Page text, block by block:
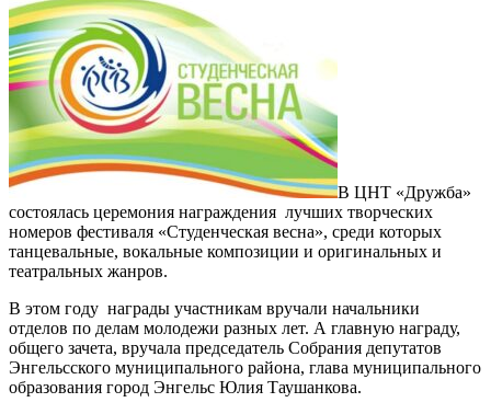
В ЦНТ «Дружба»
состоялась церемония награждения лучших творческих
номеров фестиваля «Студенческая весна», среди которых
танцевальные, вокальные композиции и оригинальных и
театральных жанров.
В этом году награды участникам вручали начальники
отделов по делам молодежи разных лет. А главную награду,
общего зачета, вручала председатель Собрания депутатов
Энгельсского муниципального района, глава муниципального
образования город Энгельс Юлия Таушанкова.